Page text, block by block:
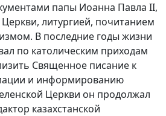
папы Иоанна Павла II,
литургией, почитанием
В последние годы жизни
по католическим приходам
Священное писание к
и информированию
Церкви он продолжал
казахстанской